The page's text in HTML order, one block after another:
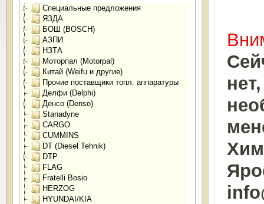
Специальные предложения
ЯЗДА
БОШ (BOSCH)
АЗПИ
НЗТА
Моторпал (Motorpal)
Китай (Weifu и другие)
Прочие поставщики топл. аппаратуры
Делфи (Delphi)
Денсо (Denso)
Stanadyne
CARGO
CUMMINS
DT (Diesel Tehnik)
DTP
FLAG
Fratelli Bosio
HERZOG
HYUNDAI/KIA